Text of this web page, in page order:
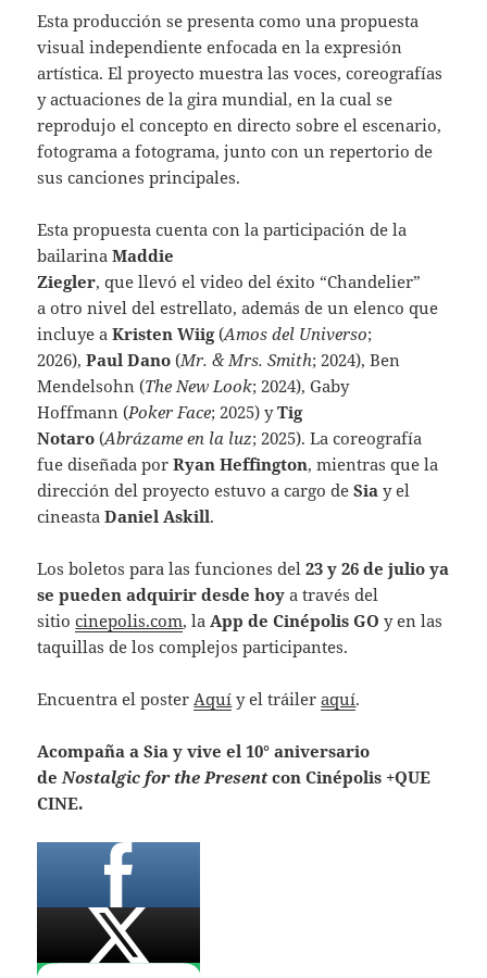
Esta producción se presenta como una propuesta
visual independiente enfocada en la expresión
artística. El proyecto muestra las voces, coreografías
y actuaciones de la gira mundial, en la cual se
reprodujo el concepto en directo sobre el escenario,
fotograma a fotograma, junto con un repertorio de
sus canciones principales.
Esta propuesta cuenta con la participación de la
bailarinaMaddie
Ziegler, que llevó el video del éxito “Chandelier”
a otro nivel del estrellato, además de un elenco que
incluye aKristen Wiig(Amos del Universo;
2026),Paul Dano (Mr. & Mrs. Smith; 2024), Ben
Mendelsohn (The New Look; 2024), Gaby
Hoffmann (Poker Face; 2025) yTig
Notaro (Abrázame en la luz; 2025). La coreografía
fue diseñada porRyan Heffington, mientras que la
dirección del proyecto estuvo a cargo deSia y el
cineastaDaniel Askill.
Los boletos para las funciones del23 y 26 de julio ya
se pueden adquirir desde hoy a través del
sitiocinepolis.com, laApp de Cinépolis GO y en las
taquillas de los complejos participantes.
Encuentra el posterAquí y el tráileraquí.
Acompaña a Sia y vive el 10° aniversario
deNostalgic for the Presentcon Cinépolis +QUE
CINE.